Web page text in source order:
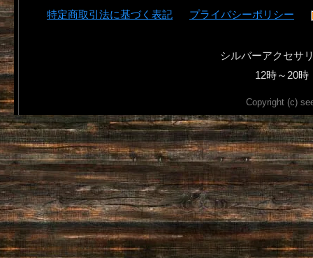
特定商取引法に基づく表記
プライバシーポリシー
シルバーアクセサ
12時～
Copyright (c)